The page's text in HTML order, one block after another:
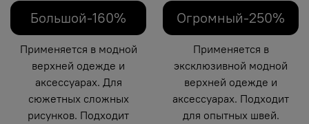
Большой-160%
Применяется в модной
верхней одежде и
аксессуарах. Для
сюжетных сложных
рисунков. Подходит
Огромный-250%
Применяется в
эксклюзивной модной
верхней одежде и
аксессуарах. Подходит
для опытных швей.